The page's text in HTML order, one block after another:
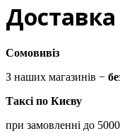
Доставка
Сомовивіз
З наших магазинів −
Таксі по Києву
при замовленні до